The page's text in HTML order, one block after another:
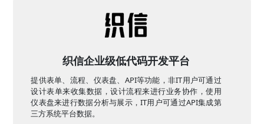
织信企业级低代码开发平台
提供表单、流程、仪表盘、API等功能，非IT用户可通过
设计表单来收集数据，设计流程来进行业务协作，使用
仪表盘来进行数据分析与展示，IT用户可通过API集成第
三方系统平台数据。